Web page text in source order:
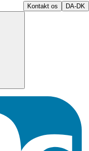
Kontakt os DA-DK